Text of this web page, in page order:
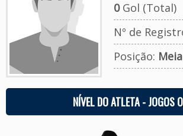
0Gol (Total)
Nº de
Posição: Meia
NÍVEL DO ATLETA - JOGOS